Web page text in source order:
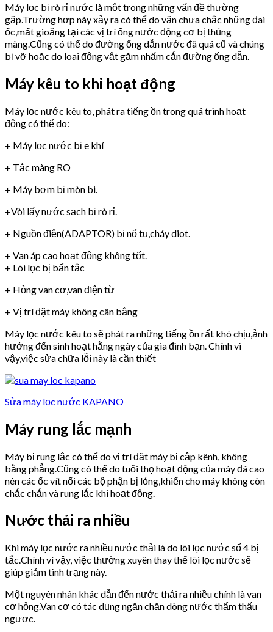
Máy lọc bị rò rỉ nước là một trong những vấn đề thường
gặp.Trường hợp này xảy ra có thể do vặn chưa chắc những đai
ốc,mất gioăng tại các vị trí ống nước động cơ bị thủng
màng.Cũng có thể do đường ống dẫn nước đã quá cũ và chúng
bị vỡ hoặc do loai động vật gặm nhấm cắn đường ống dẫn.
Máy kêu to khi hoạt động
Máy lọc nước kêu to, phát ra tiếng ồn trong quá trình hoạt
động có thể do:
+ Máy lọc nước bị e khí
+ Tắc màng RO
+ Máy bơm bị mòn bi.
+Vòi lấy nước sạch bị rò rỉ.
+ Nguồn điện(ADAPTOR) bị nổ tụ,cháy diot.
+ Van áp cao hoạt động không tốt.
+ Lõi lọc bị bẩn tắc
+ Hỏng van cơ,van điện từ
+ Vị trí đặt máy không cân bằng
Máy lọc nước kêu to sẽ phát ra những tiếng ồn rất khó chịu,ảnh
hưởng đến sinh hoạt hằng ngày của gia đình bạn. Chính vì
vậy,việc sửa chữa lỗi này là cần thiết
Sửa máy lọc nước KAPANO
Máy rung lắc mạnh
Máy bị rung lắc có thể do vị trí đặt máy bị cập kênh, không
bằng phẳng.Cũng có thể do tuổi thọ hoạt động của máy đã cao
nên các ốc vít nối các bộ phận bị lỏng,khiến cho máy không còn
chắc chắn và rung lắc khi hoạt động.
Nước thải ra nhiều
Khi máy lọc nước ra nhiều nước thải là do lõi lọc nước số 4 bị
tắc.Chính vì vậy, việc thường xuyên thay thế lõi lọc nước sẽ
giúp giảm tình trạng này.
Một nguyên nhân khác dẫn đến nước thải ra nhiều chính là van
cơ hỏng.Van cơ có tác dụng ngăn chặn dòng nước thẩm thấu
ngược.